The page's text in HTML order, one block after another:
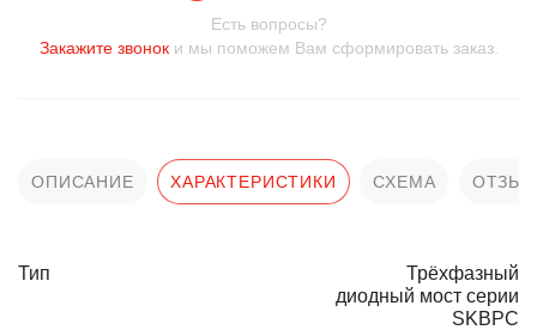
Есть вопросы?
Закажите звоноки мы поможем Вам сформировать заказ.
ОПИСАНИЕ ХАРАКТЕРИСТИКИ СХЕМА
Тип
Трёхфазный
диодный мост серии
SKBPC